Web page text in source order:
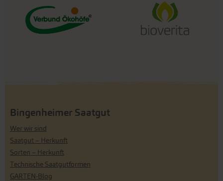
Bingenheimer Saatgut
Wer wir sind
Saatgut – Herkunft
Sorten – Herkunft
Technische Saatgutformen
GARTEN-Blog